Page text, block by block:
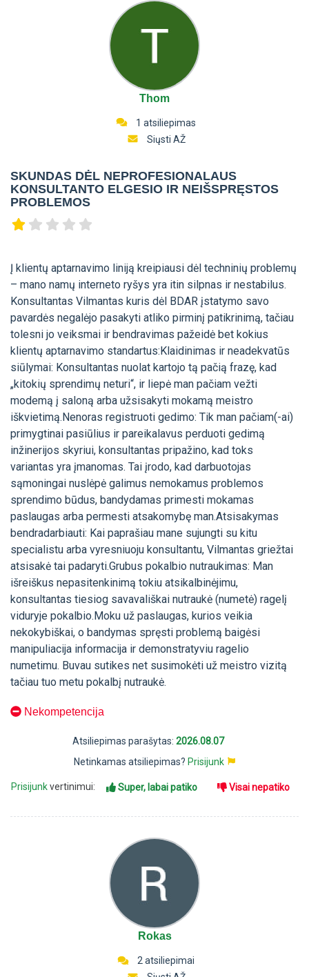
Thom
1 atsiliepimas
Siųsti AŽ
SKUNDAS DĖL NEPROFESIONALAUS
KONSULTANTO ELGESIO IR NEIŠSPRĘSTOS
PROBLEMOS
Į klientų aptarnavimo liniją kreipiausi dėl techninių problemų
– mano namų interneto ryšys yra itin silpnas ir nestabilus.
Konsultantas Vilmantas kuris dėl BDAR įstatymo savo
pavardės negalėjo pasakyti atliko pirminį patikrinimą, tačiau
tolesni jo veiksmai ir bendravimas pažeidė bet kokius
klientų aptarnavimo standartus:Klaidinimas ir neadekvatūs
siūlymai: Konsultantas nuolat kartojo tą pačią frazę, kad
„kitokių sprendimų neturi“, ir liepė man pačiam vežti
modemą į saloną arba užsisakyti mokamą meistro
iškvietimą.Nenoras registruoti gedimo: Tik man pačiam(-ai)
primygtinai pasiūlius ir pareikalavus perduoti gedimą
inžinerijos skyriui, konsultantas pripažino, kad toks
variantas yra įmanomas. Tai įrodo, kad darbuotojas
sąmoningai nuslėpė galimus nemokamus problemos
sprendimo būdus, bandydamas primesti mokamas
paslaugas arba permesti atsakomybę man.Atsisakymas
bendradarbiauti: Kai paprašiau mane sujungti su kitu
specialistu arba vyresniuoju konsultantu, Vilmantas griežtai
atsisakė tai padaryti.Grubus pokalbio nutraukimas: Man
išreiškus nepasitenkinimą tokiu atsikalbinėjimu,
konsultantas tiesiog savavališkai nutraukė (numetė) ragelį
viduryje pokalbio.Moku už paslaugas, kurios veikia
nekokybiškai, o bandymas spręsti problemą baigėsi
manipuliacija informacija ir demonstratyviu ragelio
numetimu. Buvau sutikes net susimokėti už meistro vizitą
tačiau tuo metu pokalbį nutraukė.
Nekompetencija
Atsiliepimas parašytas: 2026.08.07
Netinkamas atsiliepimas? Prisijunk
Prisijunkvertinimui: Super, labai patiko Visai nepatiko
Rokas
2 atsiliepimai